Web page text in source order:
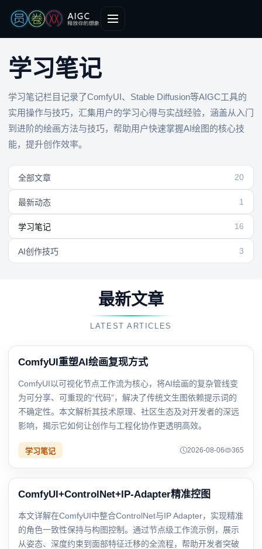
学习笔记
学习笔记栏目记录了ComfyUI、Stable Diffusion等AIGC工具的
实用操作与技巧，汇集用户的学习心得与实战经验，涵盖从入门
到进阶的绘画方法与技巧，帮助用户快速掌握AI绘图的核心技
能，提升创作效率。
全部文章 20
最新动态 1
学习笔记 16
AI创作技巧 3
最新文章
LATEST ARTICLES
ComfyUI重塑AI绘画复现方式
ComfyUI以可视化节点工作流为核心，将AI绘画的复杂管线变
为可分享、可重现的“代码”，解决了传统文生图依赖提示词的
不确定性。本文解析其技术原理、社区生态及对开发者的深远
影响，揭示它如何让创作与工程化协作更透明高效。
学习笔记 2026-08-06 365
ComfyUI+ControlNet+IP-Adapter精准控图
本文详解在ComfyUI中整合ControlNet与IP Adapter，实现精准
的角色一致性保持与构图控制。通过节点级工作流示例，展示
从姿态、深度约束到面部特征迁移的全流程，帮助开发者突破